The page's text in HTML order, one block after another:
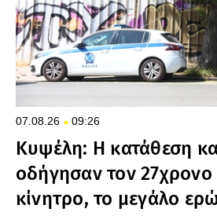
07.08.26 09:26
Κυψέλη: Η κατάθεση
οδήγησαν τον
κίνητρο, το μεγάλο